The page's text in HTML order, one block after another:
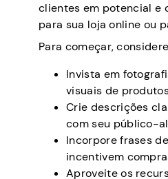
clientes em potencial e
para sua loja online ou
Para começar,
Invista em
visuais de
Crie descrições
com seu público-
Incorpore frases
incentivem
Aproveite os